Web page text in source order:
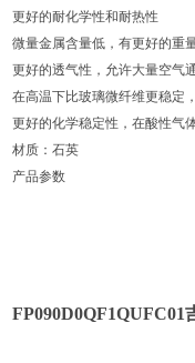
更好的耐化学性和耐热性
微量金属含量低，有更好的重
更好的透气性，允许大量空气
在高温下比玻璃微纤维更稳定
更好的化学稳定性，在酸性气
材质：石英
产品参数
FP090D0QF1QUFC01